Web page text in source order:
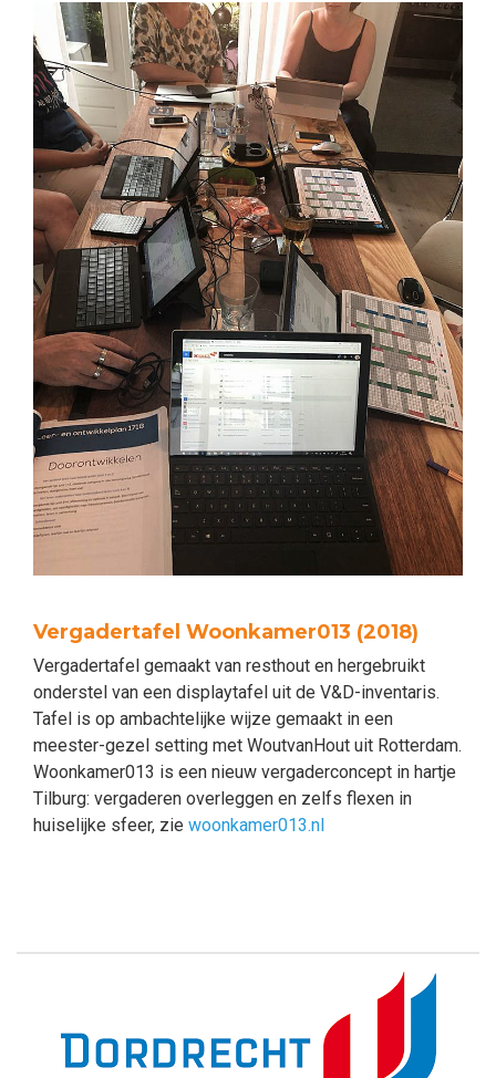
Vergadertafel Woonkamer013 (2018)
Vergadertafel gemaakt van resthout en hergebruikt
onderstel van een displaytafel uit de V&D-inventaris.
Tafel is op ambachtelijke wijze gemaakt in een
meester-gezel setting met WoutvanHout uit Rotterdam.
Woonkamer013 is een nieuw vergaderconcept in hartje
Tilburg: vergaderen overleggen en zelfs flexen in
huiselijke sfeer, zie woonkamer013.nl